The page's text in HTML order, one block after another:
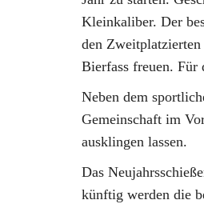
Kleinkaliber. Der
den
Bierfass freuen. Für
Neben dem
Gemeinschaft im
ausklingen lassen.
Das
künftig werden die